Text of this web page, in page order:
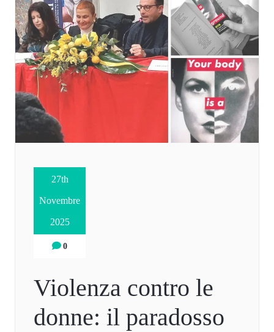
27th
Novembre
2025
0
Violenza contro le
donne: il paradosso